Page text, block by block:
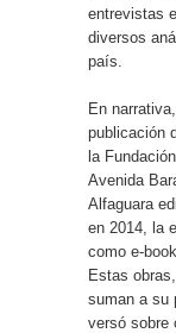
entrevistas
diversos
país.
En
publicación
la
Avenida
Alfaguara
en 2014, la
como e-
Estas
suman a su
versó sobre